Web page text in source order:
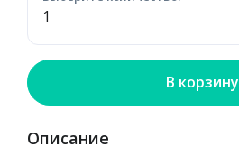
В корзину
Описание